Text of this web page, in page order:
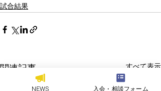
試合結果
関連記事 すべて表示
NEWS 入会・相談フォーム